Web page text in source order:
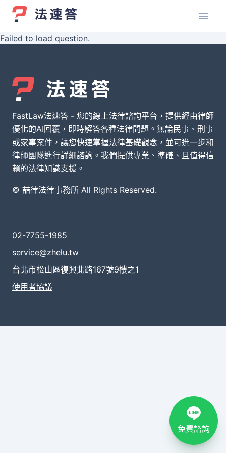
Failed to load question.
FastLaw法速答 - 您的線上法律諮詢平台，提供經由律師
優化的AI回覆，即時解答各種法律問題。無論民事、刑事
或家事案件，讓您快速掌握法律基礎觀念，並可進一步和
律師團隊進行詳細諮詢。我們提供專業、準確、且值得信
賴的法律知識支援。
© 喆律法律事務所 All Rights Reserved.
02-7755-1985
service@zhelu.tw
台北市松山區復興北路167號9樓之1
使用者協議
免費諮詢